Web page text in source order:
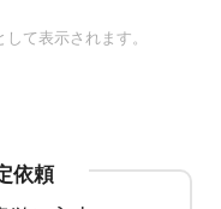
て表示されます。
依頼